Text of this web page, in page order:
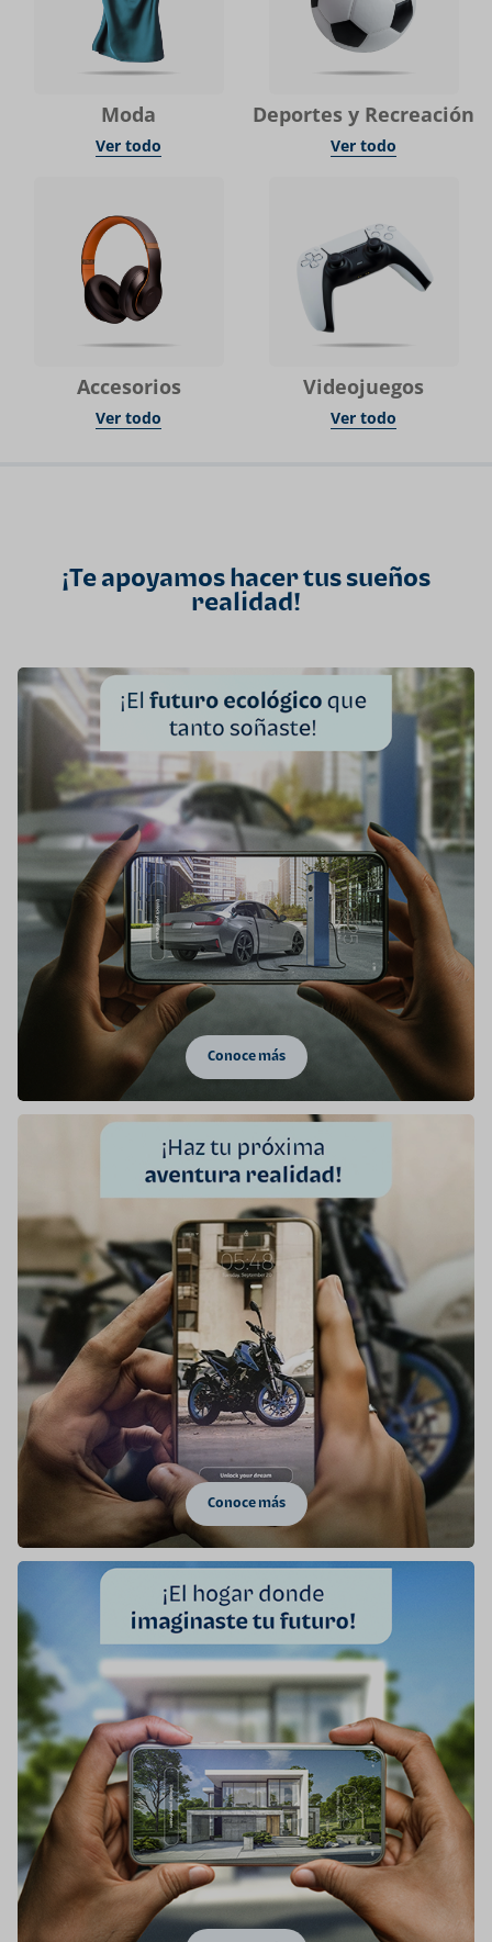
Moda
Ver todo
Deportes y Recreación
Ver todo
Accesorios
Ver todo
Videojuegos
Ver todo
¡Te apoyamos hacer tus sueños
realidad!
Conoce más
Conoce más